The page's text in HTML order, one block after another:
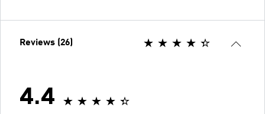
Reviews (26)
4.4